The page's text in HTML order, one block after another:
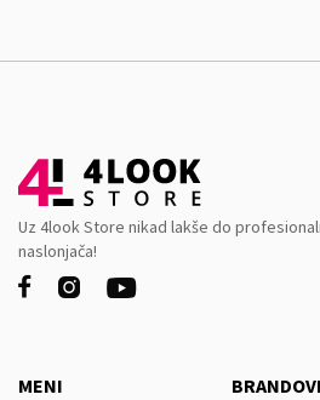
Uz 4look Store nikad lakše do
naslonjača!
  
MENI BRANDOVI